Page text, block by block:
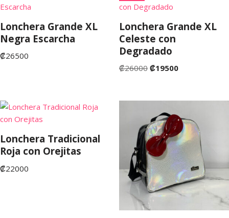
Lonchera Grande XL
Negra Escarcha
₡26500
Lonchera Grande XL
Celeste con
Degradado
₡26000 ₡19500
Lonchera Tradicional
Roja con Orejitas
₡22000